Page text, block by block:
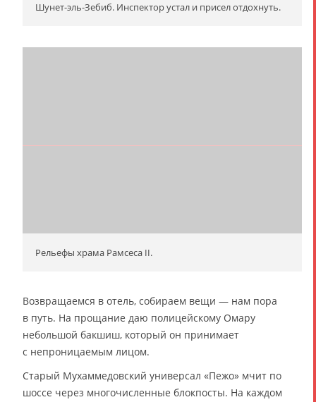
Шунет-эль-Зебиб. Инспектор устал и присел отдохнуть.
Рельефы храма Рамсеса II.
Возвращаемся в отель, собираем вещи — нам пора
в путь. На прощание даю полицейскому Омару
небольшой бакшиш, который он принимает
с непроницаемым лицом.
Старый Мухаммедовский универсал «Пежо» мчит по
шоссе через многочисленные блокпосты. На каждом